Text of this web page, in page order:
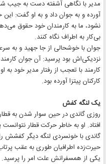
مدیر با نگاهی آشفته دست به جیب
آورده و به جوان داد و به او گفت: این
نشود، ما به کارمندان خود حقوق
بی‌کار به اطراف نگاه کنند.
جوان با خوشحالی از جا جهید و به
نزدیکی‌اش بود پرسید: آن جوان
کارمند با تعجب از رفتار مدیر خود به
کارکنان پیتزا آورده بود.
یک لنگه کفش
روزی گاندی در حین سوار شدن به
افتاد. او به خاطر حرکت قطار
گاندی با خونسردی لنگه دیگر کفشش را
حیرت‌زده اطرافیان طوری به عقب
یکی از همسفرانش علت امر را پرسید.